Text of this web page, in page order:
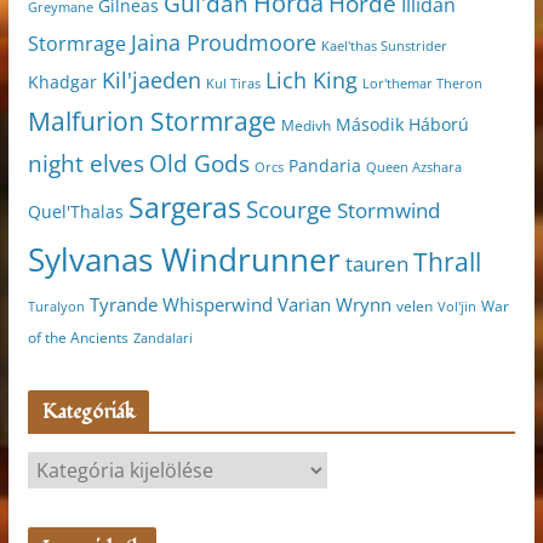
Greymane Gilneas
Stormrage Jaina Proudmoore Kael'thas Sunstrider
Khadgar Kil'jaeden Kul Tiras Lich King Lor'themar Theron
Malfurion Stormrage Medivh Második Háború
night elves Old Gods Orcs Pandaria Queen Azshara
Quel'Thalas Sargeras Scourge Stormwind
Sylvanas Windrunnertauren Thrall
Turalyon Tyrande Whisperwind Varian Wrynn velen Vol'jin War
of the Ancients Zandalari
Kategóriák
t